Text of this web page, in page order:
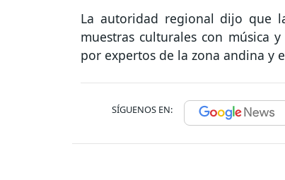
La autoridad regional dijo que
muestras culturales con música
por expertos de la zona andina y
SÍGUENOS EN: